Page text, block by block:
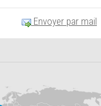
Envoyer par mail